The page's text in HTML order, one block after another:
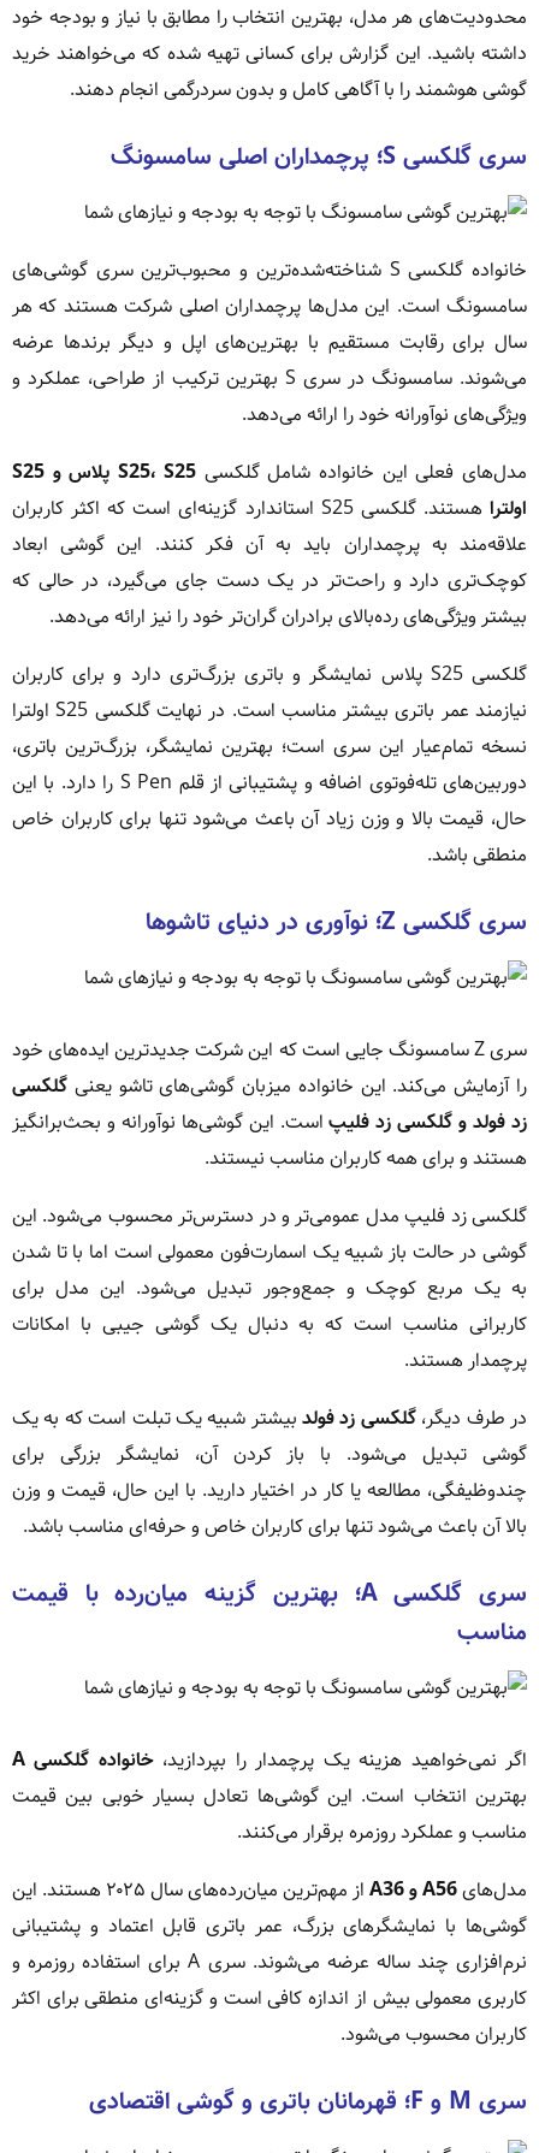
محدودیت‌های هر مدل، بهترین انتخاب را مطابق با نیاز و بودجه خود
داشته باشید. این گزارش برای کسانی تهیه شده که می‌خواهند خرید
گوشی هوشمند را با آگاهی کامل و بدون سردرگمی انجام دهند.
سری گلکسی S؛ پرچمداران اصلی سامسونگ
خانواده گلکسی S شناخته‌شده‌ترین و محبوب‌ترین سری گوشی‌های
سامسونگ است. این مدل‌ها پرچمداران اصلی شرکت هستند که هر
سال برای رقابت مستقیم با بهترین‌های اپل و دیگر برندها عرضه
می‌شوند. سامسونگ در سری S بهترین ترکیب از طراحی، عملکرد و
ویژگی‌های نوآورانه خود را ارائه می‌دهد.
مدل‌های فعلی این خانواده شامل گلکسی
S25، S25 پلاس و S25
اولترا
هستند. گلکسی S25 استاندارد گزینه‌ای است که اکثر کاربران
علاقه‌مند به پرچمداران باید به آن فکر کنند. این گوشی ابعاد
کوچک‌تری دارد و راحت‌تر در یک دست جای می‌گیرد، در حالی که
بیشتر ویژگی‌های رده‌بالای برادران گران‌تر خود را نیز ارائه می‌دهد.
گلکسی S25 پلاس نمایشگر و باتری بزرگ‌تری دارد و برای کاربران
نیازمند عمر باتری بیشتر مناسب است. در نهایت گلکسی S25 اولترا
نسخه تمام‌عیار این سری است؛ بهترین نمایشگر، بزرگ‌ترین باتری،
دوربین‌های تله‌فوتوی اضافه و پشتیبانی از قلم S Pen را دارد. با این
حال، قیمت بالا و وزن زیاد آن باعث می‌شود تنها برای کاربران خاص
منطقی باشد.
سری گلکسی Z؛ نوآوری در دنیای تاشوها
سری Z سامسونگ جایی است که این شرکت جدیدترین ایده‌های خود
را آزمایش می‌کند. این خانواده میزبان گوشی‌های تاشو یعنی گلکسی
زد فولد و گلکسی زد فلیپاست. این گوشی‌ها نوآورانه و بحث‌برانگیز
هستند و برای همه کاربران مناسب نیستند.
گلکسی زد فلیپ مدل عمومی‌تر و در دسترس‌تر محسوب می‌شود. این
گوشی در حالت باز شبیه یک اسمارت‌فون معمولی است اما با تا شدن
به یک مربع کوچک و جمع‌وجور تبدیل می‌شود. این مدل برای
کاربرانی مناسب است که به دنبال یک گوشی جیبی با امکانات
پرچمدار هستند.
در طرف دیگر،گلکسی زد فولدبیشتر شبیه یک تبلت است که به یک
گوشی تبدیل می‌شود. با باز کردن آن، نمایشگر بزرگی برای
چندوظیفگی، مطالعه یا کار در اختیار دارید. با این حال، قیمت و وزن
بالا آن باعث می‌شود تنها برای کاربران خاص و حرفه‌ای مناسب باشد.
سری گلکسی A؛ بهترین گزینه میان‌رده با قیمت
مناسب
اگر نمی‌خواهید هزینه یک پرچمدار را بپردازید،خانواده گلکسی A
بهترین انتخاب است. این گوشی‌ها تعادل بسیار خوبی بین قیمت
مناسب و عملکرد روزمره برقرار می‌کنند.
مدل‌هایA56 و A36
از مهم‌ترین میان‌رده‌های سال ۲۰۲۵ هستند. این
گوشی‌ها با نمایشگرهای بزرگ، عمر باتری قابل اعتماد و پشتیبانی
نرم‌افزاری چند ساله عرضه می‌شوند. سری A برای استفاده روزمره و
کاربری معمولی بیش از اندازه کافی است و گزینه‌ای منطقی برای اکثر
کاربران محسوب می‌شود.
سری M و F؛ قهرمانان باتری و گوشی اقتصادی